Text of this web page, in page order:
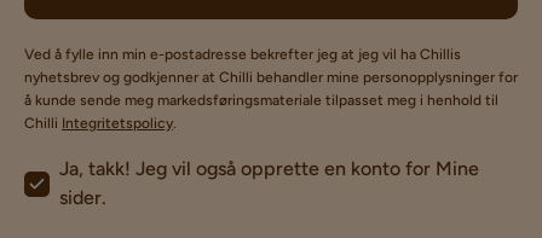
Ved å fylle inn min e-postadresse bekrefter jeg at jeg vil ha Chillis
nyhetsbrev og godkjenner at Chilli behandler mine personopplysninger for
å kunde sende meg markedsføringsmateriale tilpasset meg i henhold til
Chilli Integritetspolicy.
Ja, takk! Jeg vil også opprette en konto for Mine
sider.